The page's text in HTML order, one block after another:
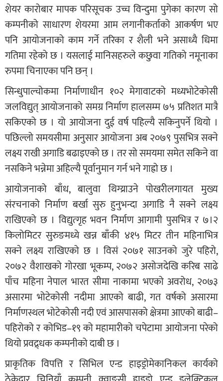
शेयर कारोबार मापक परिसूचक उच्च विन्दुमा पुगेका कारण सो
कम्पनीको साधारण शेयरमा आम लगानीकर्ताको आकर्षण भए
पनि आयोजनाको काम गर्ने तरिका र शैली भने असाध्यै धिमा
गतिमा रहेको छ । यसलाई मानिसहरुले कछुवा गतिको नमूनाका
रुपमा चिनाएका पनि छन् ।
सिन्धुपाल्चोकमा निर्माणाधीन १०२ मेगावाटको मध्यभोटेकोसी
जलविद्युत् आयोजनाको समग्र निर्माण हालसम्म ७५ प्रतिशत मात्रै
सकिएको छ । यो आयोजना दुई वर्ष पहिल्यै सकिनुपर्ने थियो ।
पछिल्लो समयसीमा अनुसार आयोजना अब २०७९ पुसभित्र सक्ने
लक्ष्य राखी अगाडि बढाइएको छ । तर सो समयमा समेत सकिने वा
नसकिने भन्नेमा अहिल्यै पूर्वानुमान गर्न भने गाह्रो छ ।
आयोजनाको बाँध, बालुवा थिग्य्राउने पोखरीलगायत मुख्य
संरचनाको निर्माण बर्खा सुरु हुनुभन्दा अगाडि नै सक्ने लक्ष्य
राखिएको छ । विद्युत्गृह भवन निर्माण आगामी पुसभित्र र ७।२
किलोमिटर सुरुङमध्ये खन्न बाँकी ४१५ मिटर तीन महिनाभित्र
सक्ने लक्ष्य राखिएको छ । विसं २०७१ साउनको जुरे पहिरो,
२०७२ वैशाखको गोरखा भूकम्प, २०७२ असोजदेखि करिब साढे
पाँच महिना नेपाल भारत सीमा नाकामा भएको अवरोध, २०७३
असारमा भोटेकोसी नदीमा आएको बाढी, गत वर्षको असारमा
निर्माणस्थल भोटेकोसी नदी एवं आसपासको क्षेत्रमा आएको बाढी–
पहिरोको र कोभिड–१९ को महामारीको चपेटामा आयोजना परेको
थियो प्रवद्र्धक कम्पनीको दाबी छ ।
प्राकृतिक विपत्ति र सिभिल एन्ड हाइड्रोमेकानिकल कार्यको